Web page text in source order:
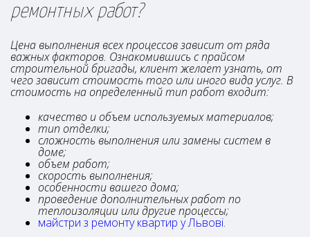
ремонтных работ?
Цена выполнения всех процессов зависит от ряда
важных факторов. Ознакомившись с прайсом
строительной бригады, клиент желает узнать, от
чего зависит стоимость того или иного вида услуг. В
стоимость на определенный тип работ входит:
качество и объем используемых материалов;
тип отделки;
сложность выполнения или замены систем в
доме;
объем работ;
скорость выполнения;
особенности вашего дома;
проведение дополнительных работ по
теплоизоляции или другие процессы;
майстри з ремонту квартир у Львові.